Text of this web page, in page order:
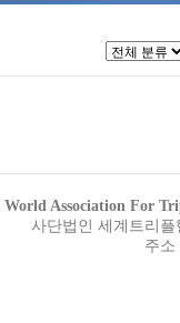
World Association For
사단법인 세계트리
주소